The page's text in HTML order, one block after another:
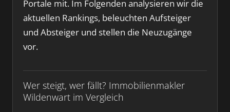
Portale mit. Im Folgenden analysieren wir die
aktuellen Rankings, beleuchten Aufsteiger
und Absteiger und stellen die Neuzugänge
vor.
Wer steigt, wer fällt? Immobilienmakler
Wildenwart im Vergleich